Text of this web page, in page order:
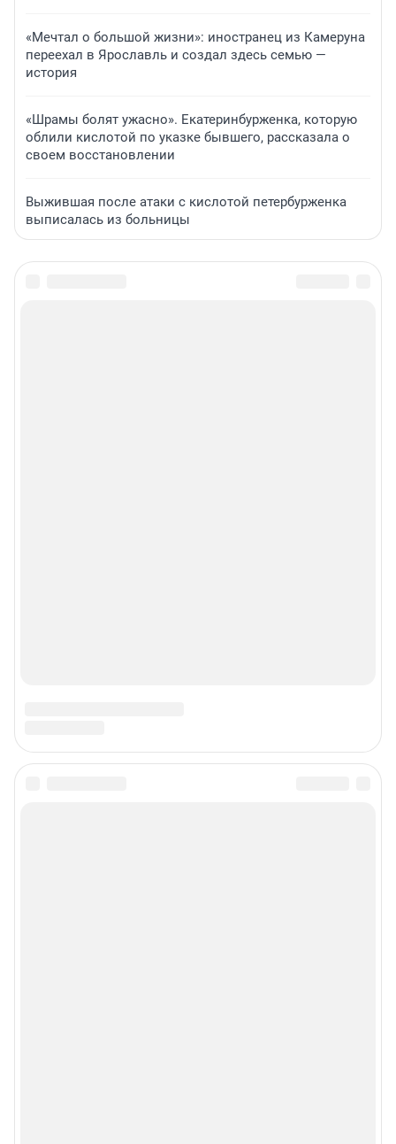
«Мечтал о большой жизни»: иностранец из Камеруна
переехал в Ярославль и создал здесь семью —
история
«Шрамы болят ужасно». Екатеринбурженка, которую
облили кислотой по указке бывшего, рассказала о
своем восстановлении
Выжившая после атаки с кислотой петербурженка
выписалась из больницы